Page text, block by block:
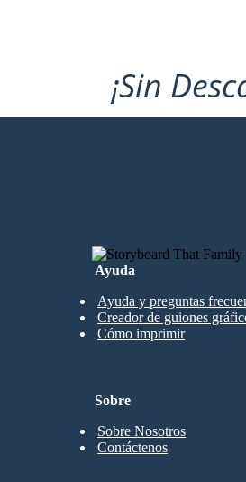
¡Sin
Ayuda
Ayuda y preguntas
Creador de guiones
Cómo imprimir
Sobre
Sobre Nosotros
Contáctenos